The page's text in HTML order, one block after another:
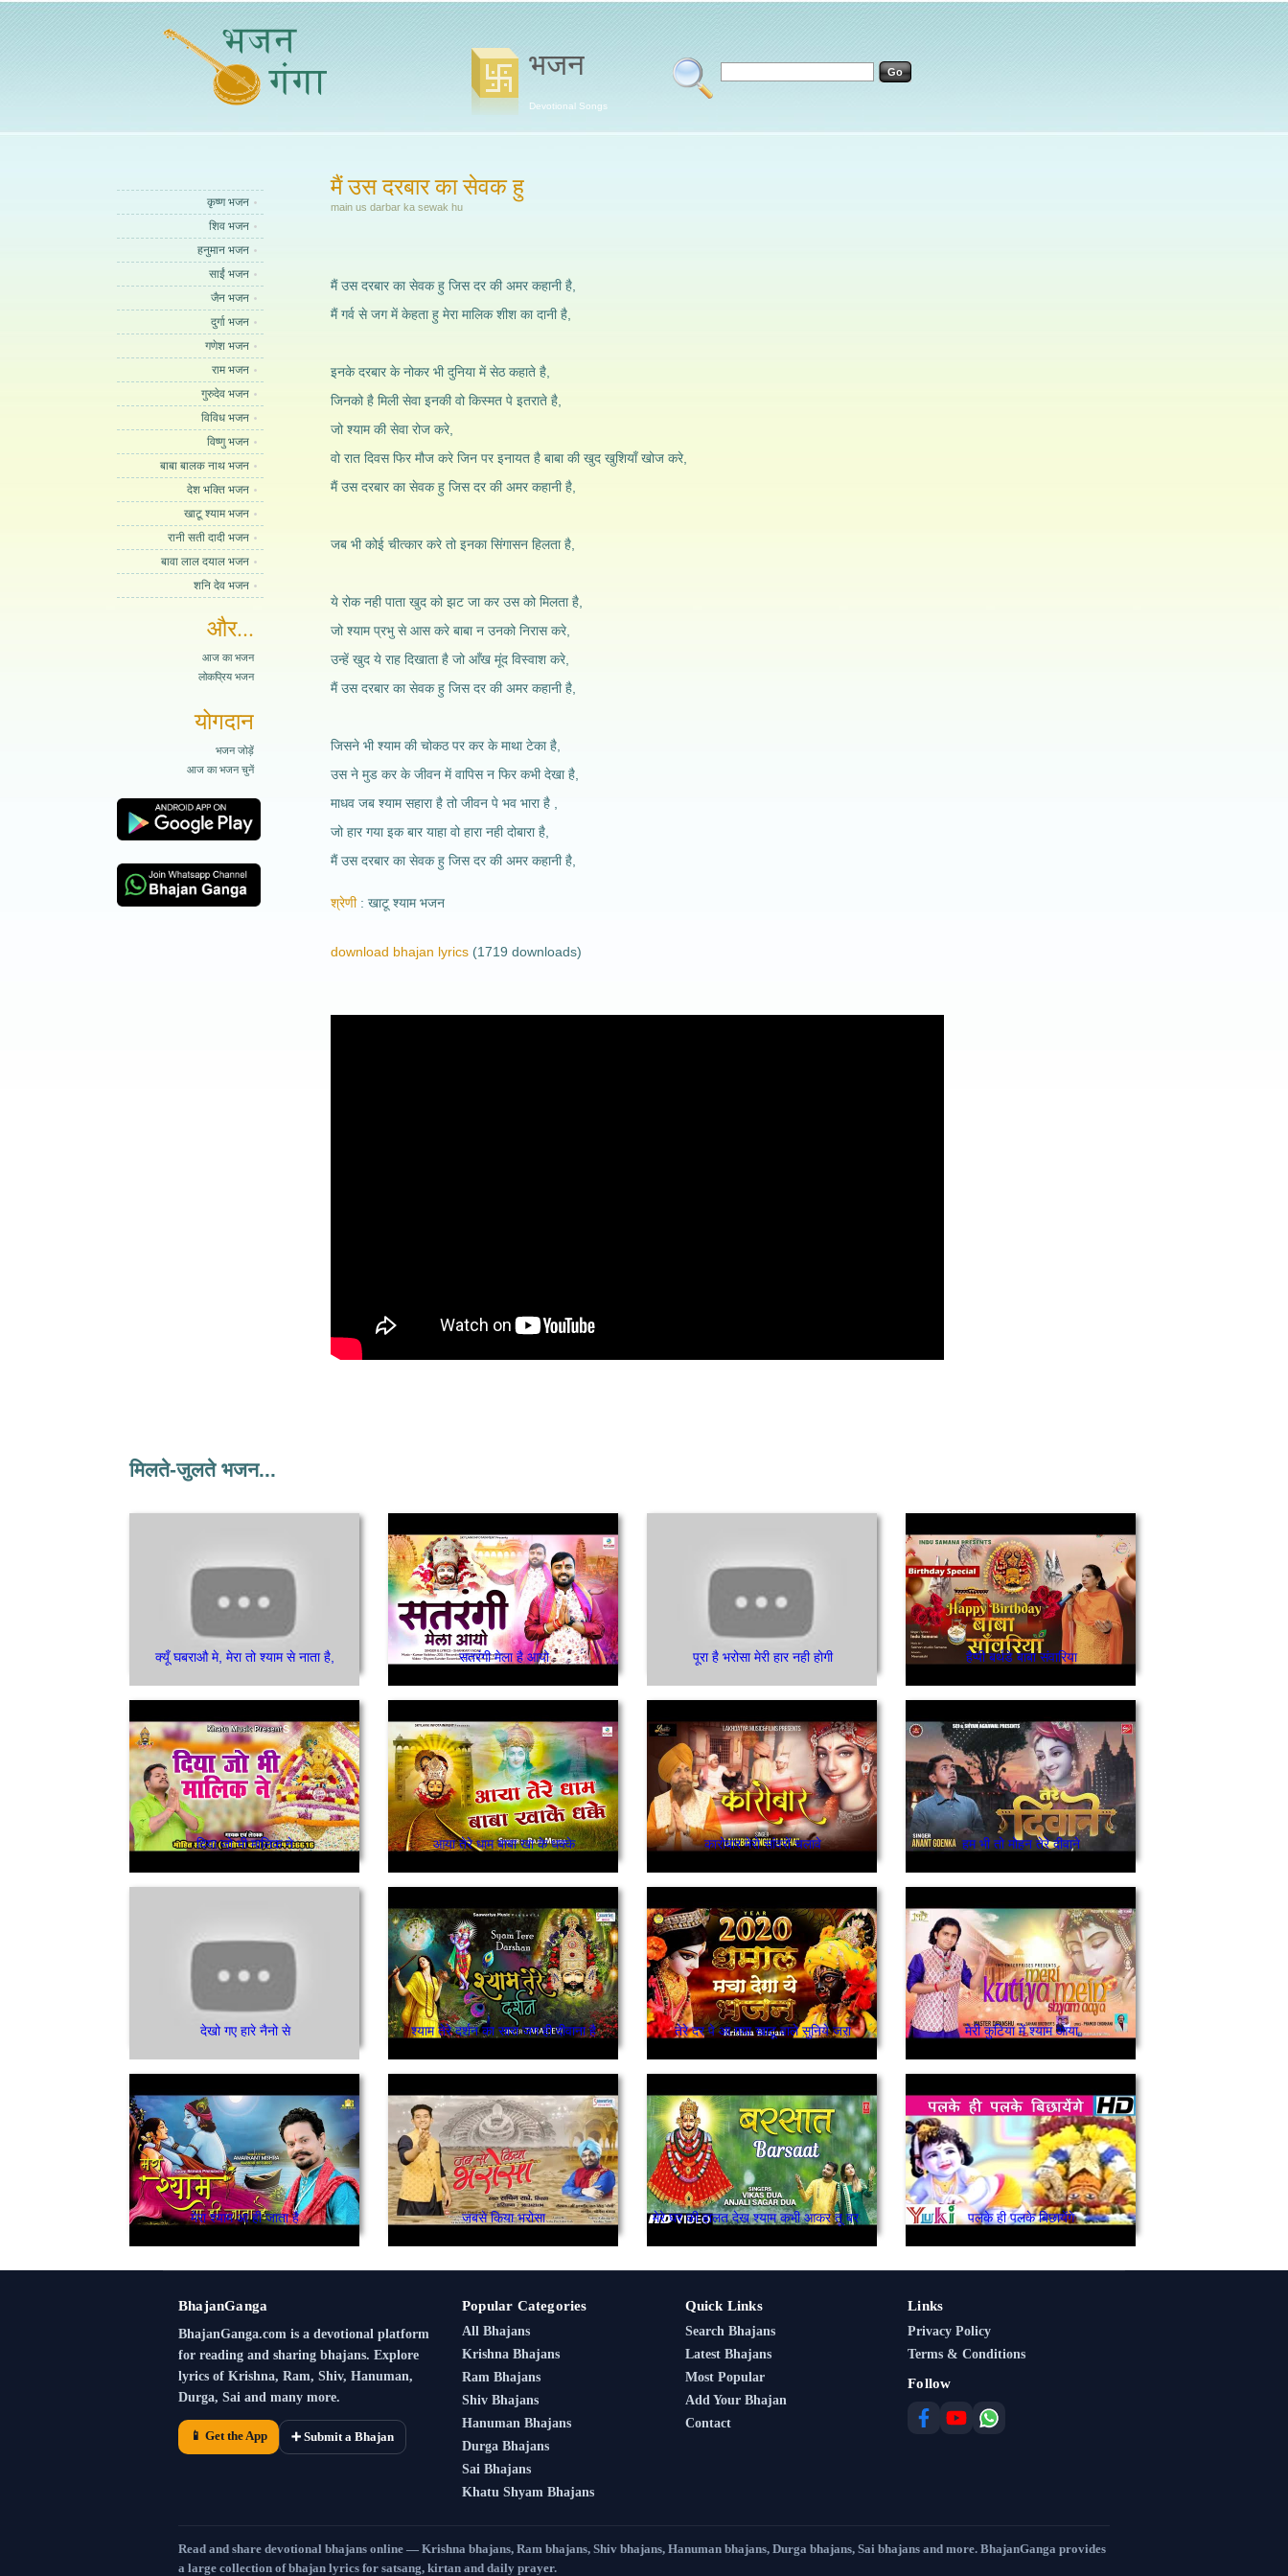
भजन
Devotional Songs
कृष्ण भजन
शिव भजन
हनुमान भजन
साईं भजन
जैन भजन
दुर्गा भजन
गणेश भजन
राम भजन
गुरुदेव भजन
विविध भजन
विष्णु भजन
बाबा बालक नाथ भजन
देश भक्ति भजन
खाटू श्याम भजन
रानी सती दादी भजन
बावा लाल दयाल भजन
शनि देव भजन
और...
आज का भजन
लोकप्रिय भजन
योगदान
भजन जोड़ें
आज का भजन चुनें
मैं उस दरबार का सेवक हु
main us darbar ka sewak hu
मैं उस दरबार का सेवक हु जिस दर की अमर कहानी है,
मैं गर्व से जग में केहता हु मेरा मालिक शीश का दानी है,
इनके दरबार के नोकर भी दुनिया में सेठ कहाते है,
जिनको है मिली सेवा इनकी वो किस्मत पे इतराते है,
जो श्याम की सेवा रोज करे,
वो रात दिवस फिर मौज करे जिन पर इनायत है बाबा की खुद खुशियाँ खोज करे,
मैं उस दरबार का सेवक हु जिस दर की अमर कहानी है,
जब भी कोई चीत्कार करे तो इनका सिंगासन हिलता है,
ये रोक नही पाता खुद को झट जा कर उस को मिलता है,
जो श्याम प्रभु से आस करे बाबा न उनको निरास करे,
उन्हें खुद ये राह दिखाता है जो आँख मूंद विस्वाश करे,
मैं उस दरबार का सेवक हु जिस दर की अमर कहानी है,
जिसने भी श्याम की चोकठ पर कर के माथा टेका है,
उस ने मुड कर के जीवन में वापिस न फिर कभी देखा है,
माधव जब श्याम सहारा है तो जीवन पे भव भारा है ,
जो हार गया इक बार याहा वो हारा नही दोबारा है,
मैं उस दरबार का सेवक हु जिस दर की अमर कहानी है,
श्रेणी खाटू श्याम भजन
download bhajan lyrics (1719 downloads)
मिलते-जुलते भजन...
क्यूँ घबराऔ मे, मेरा तो श्याम से नाता है, सतरंगी मेला है आयो पूरा है भरोसा मेरी हार नही होगी हैप्पी बर्थडे बाबा संवारिया
दिया जो भी मालिक ने आया तेरे धाम बाबा खा के धक्के कारोबार मेरो सांवरों चलावे हम भी तो मोहन तेरे दीवाने
देखो गए हारे नैनो से श्याम तेरे दर्शन का सारा जग ही दीवाना है तेरे दर पे आ गया खाटू वाले सुनिये जरा मेरी कुटिया में श्याम आया
मेरा श्याम आ ही जाता है जबसे किया भरोसा मेरे घर की हालत देख श्याम कभी आकर तू बरसातों में पलके ही पलके बिछायेंगे
BhajanGanga
BhajanGanga.com is a devotional platform
for reading and sharing bhajans. Explore
lyrics of Krishna, Ram, Shiv, Hanuman,
Durga, Sai and many more.
📱 Get the App ➕ Submit a Bhajan
Popular Categories
All Bhajans
Krishna Bhajans
Ram Bhajans
Shiv Bhajans
Hanuman Bhajans
Durga Bhajans
Sai Bhajans
Khatu Shyam Bhajans
Quick Links
Search Bhajans
Latest Bhajans
Most Popular
Add Your Bhajan
Contact
Links
Privacy Policy
Terms & Conditions
Follow
Read and share devotional bhajans online — Krishna bhajans, Ram bhajans, Shiv bhajans, Hanuman bhajans, Durga bhajans, Sai bhajans and more. BhajanGanga provides
a large collection of bhajan lyrics for satsang, kirtan and daily prayer.